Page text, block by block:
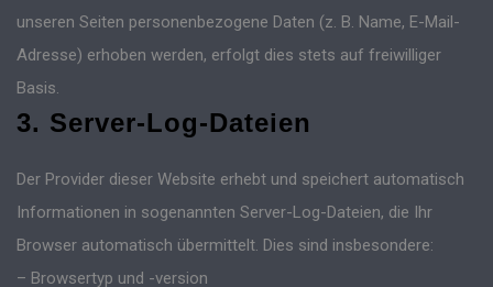
unseren Seiten personenbezogene Daten (z. B. Name, E-Mail-
Adresse) erhoben werden, erfolgt dies stets auf freiwilliger
Basis.
3. Server-Log-Dateien
Der Provider dieser Website erhebt und speichert automatisch
Informationen in sogenannten Server-Log-Dateien, die Ihr
Browser automatisch übermittelt. Dies sind insbesondere:
– Browsertyp und -version